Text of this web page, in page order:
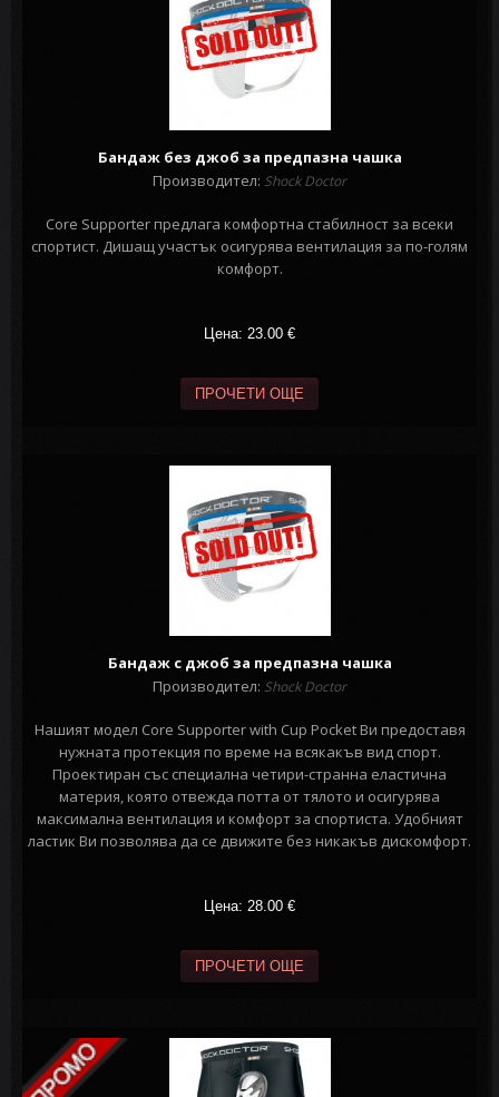
Бандаж без джоб за предпазна чашка
Производител: Shock Doctor
Core Supporter предлага комфортна стабилност за всеки
спортист. Дишащ участък осигурява вентилация за по-голям
комфорт.
Цена: 23.00 €
ПРОЧЕТИ ОЩЕ
Бандаж с джоб за предпазна чашка
Производител: Shock Doctor
Нашият модел Core Supporter with Cup Pocket Ви предоставя
нужната протекция по време на всякакъв вид спорт.
Проектиран със специална четири-странна еластична
материя, която отвежда потта от тялото и осигурява
максимална вентилация и комфорт за спортиста. Удобният
ластик Ви позволява да се движите без никакъв дискомфорт.
Цена: 28.00 €
ПРОЧЕТИ ОЩЕ